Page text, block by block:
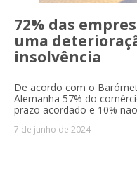
72% das
uma
insolvência
De acordo com o
Alemanha 57% do
prazo acordado e 10%
7 de junho de 2024